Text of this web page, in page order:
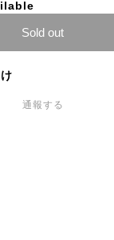
Sold out
通報する